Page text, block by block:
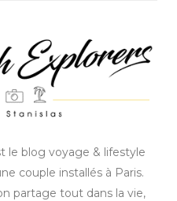
le blog voyage & lifestyle
couple installés à Paris.
partage tout dans la vie,